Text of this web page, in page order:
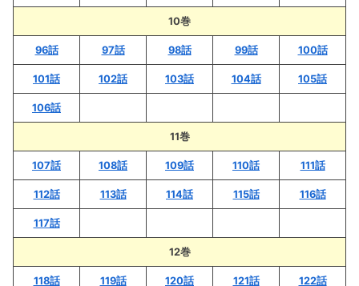
10巻
96話 97話 98話 99話 100話
101話 102話 103話 104話 105話
106話
11巻
107話 108話 109話 110話 111話
112話 113話 114話 115話 116話
117話
12巻
118話 119話 120話 121話 122話